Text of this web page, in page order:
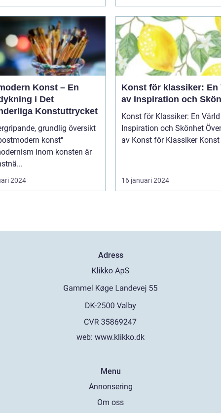
Konst – En
i Det
Konstuttrycket
grundlig översikt
konst"
inom konsten är
2024
Konst för klassiker: En
av Inspiration och
Konst för Klassiker: En
Inspiration och Skönhet Översikt
av Konst för
16 januari 2024
Adress
web: www.klikko.dk
Menu
Annonsering
Om oss